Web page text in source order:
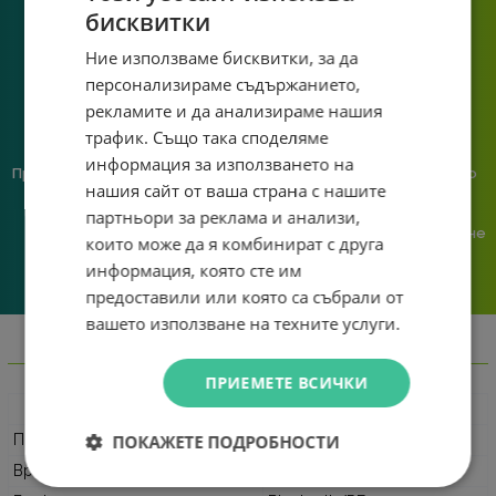
Предлагаме различни методи
на плащане, включително
възможност за плащане с
криптовалута.
Ние сме малък екип и точно
затова поемаме лична
отговорност за всяка
поръчка. Ако има проблем – не
го прехвърляме, а го
Информация
Характеристика
Стойност
Приложение
Геймърски
Връзка
бисквитки
Ние използваме бисквитки, за да
персонализираме съдържанието,
рекламите и да анализираме нашия
трафик. Също така споделяме
информация за използването на
нашия сайт от ваша страна с нашите
партньори за реклама и анализи,
които може да я комбинират с друга
информация, която сте им
предоставили или която са събрали от
вашето използване на техните услуги.
ПРИЕМЕТЕ ВСИЧКИ
ПОКАЖЕТЕ ПОДРОБНОСТИ